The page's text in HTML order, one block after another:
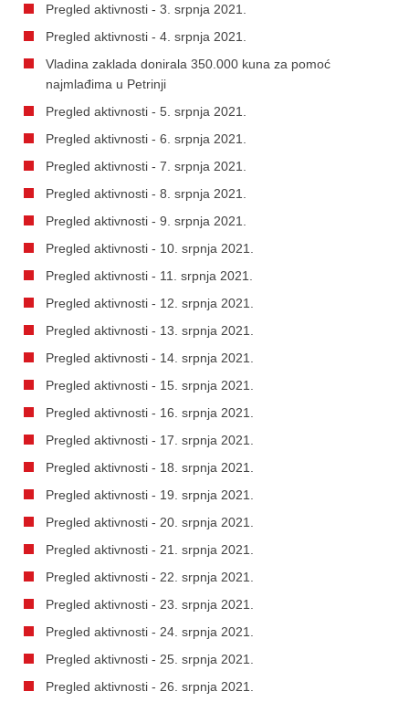
Pregled aktivnosti - 3. srpnja 2021.
Pregled aktivnosti - 4. srpnja 2021.
Vladina zaklada donirala 350.000 kuna za pomoć
najmlađima u Petrinji
Pregled aktivnosti - 5. srpnja 2021.
Pregled aktivnosti - 6. srpnja 2021.
Pregled aktivnosti - 7. srpnja 2021.
Pregled aktivnosti - 8. srpnja 2021.
Pregled aktivnosti - 9. srpnja 2021.
Pregled aktivnosti - 10. srpnja 2021.
Pregled aktivnosti - 11. srpnja 2021.
Pregled aktivnosti - 12. srpnja 2021.
Pregled aktivnosti - 13. srpnja 2021.
Pregled aktivnosti - 14. srpnja 2021.
Pregled aktivnosti - 15. srpnja 2021.
Pregled aktivnosti - 16. srpnja 2021.
Pregled aktivnosti - 17. srpnja 2021.
Pregled aktivnosti - 18. srpnja 2021.
Pregled aktivnosti - 19. srpnja 2021.
Pregled aktivnosti - 20. srpnja 2021.
Pregled aktivnosti - 21. srpnja 2021.
Pregled aktivnosti - 22. srpnja 2021.
Pregled aktivnosti - 23. srpnja 2021.
Pregled aktivnosti - 24. srpnja 2021.
Pregled aktivnosti - 25. srpnja 2021.
Pregled aktivnosti - 26. srpnja 2021.